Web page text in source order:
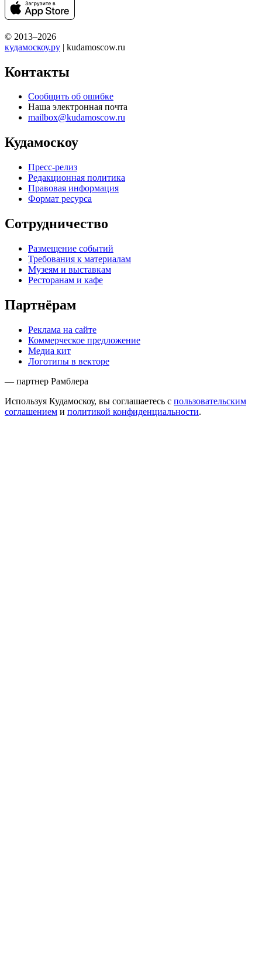
© 2013–2026
кудамоскоу.ру | kudamoscow.ru
Контакты
Сообщить об ошибке
Наша электронная почта
mailbox@kudamoscow.ru
Кудамоскоу
Пресс-релиз
Редакционная политика
Правовая информация
Формат ресурса
Сотрудничество
Размещение событий
Требования к материалам
Музеям и выставкам
Ресторанам и кафе
Партнёрам
Реклама на сайте
Коммерческое предложение
Медиа кит
Логотипы в векторе
— партнер Рамблера
Используя Кудамоскоу, вы соглашаетесь с пользовательским
соглашением и политикой конфиденциальности.